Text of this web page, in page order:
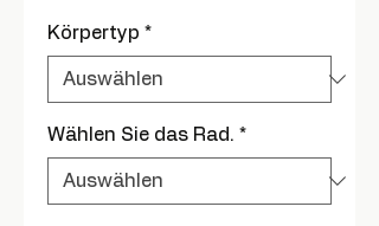
Körpertyp *
Wählen Sie das Rad. *